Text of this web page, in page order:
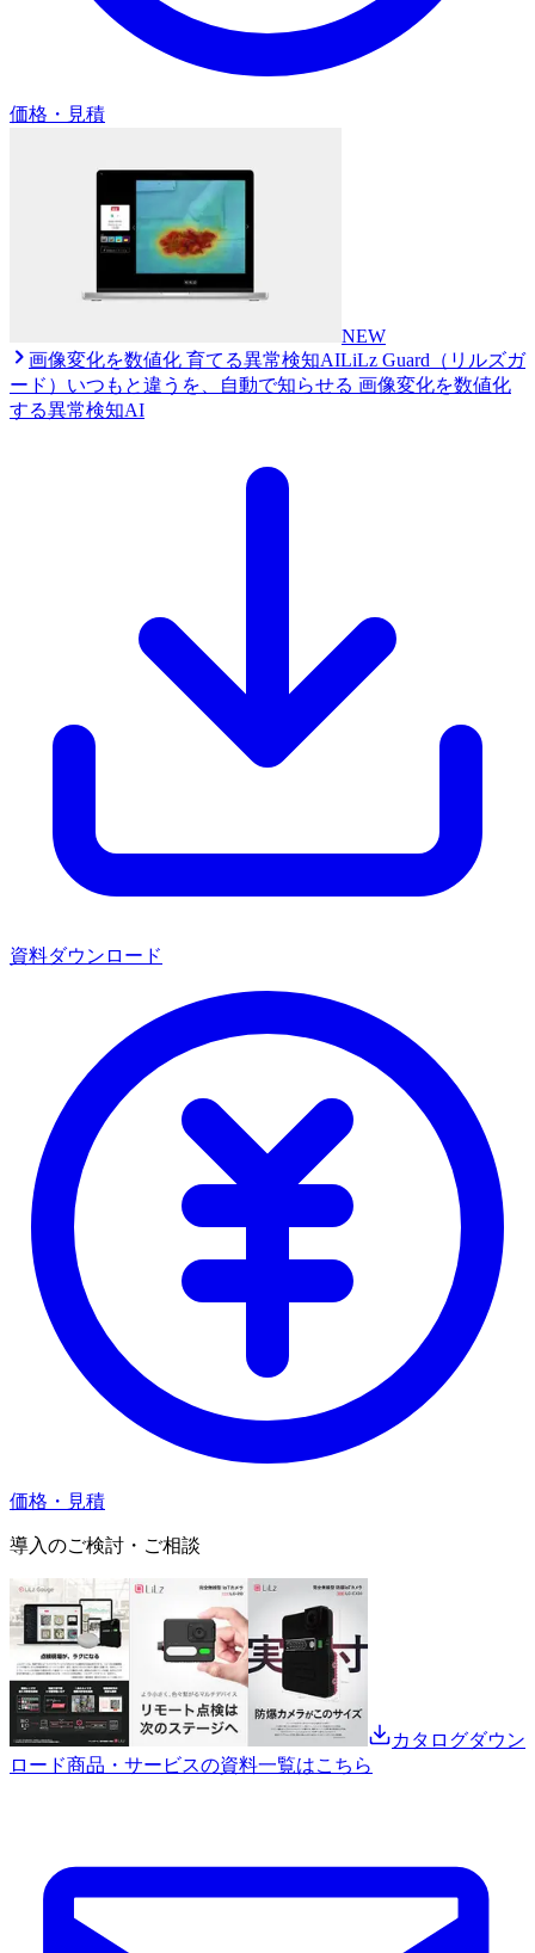
価格・見積
NEW
画像変化を数値化 育てる異常検知AILiLz Guard（リルズガ
ード） いつもと違うを、自動で知らせる 画像変化を数値化
する異常検知AI
資料ダウンロード
価格・見積
導入のご検討・ご相談
カタログダウン
ロード商品・サービスの資料一覧はこちら